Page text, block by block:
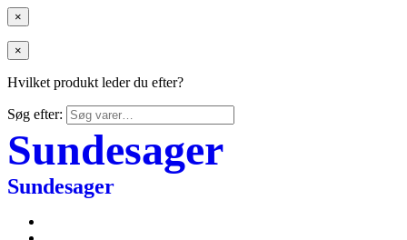
×
×
Hvilket produkt leder du efter?
Søg efter:
Sundesager
Sundesager